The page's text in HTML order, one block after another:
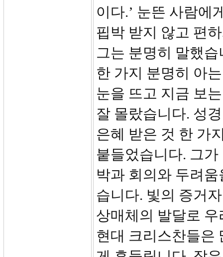
이다.’ 눈뜬 사람에
핍박 받지 않고 편
그는 분명히 말했
한 가지 분명히 아
눈을 뜨고 지금 보
잘 몰랐습니다. 성
은혜 받은 것 한 가
붙들었습니다. 그
박과 회의와 두려
습니다. 빛의 증거
상매체의 발달로
현대 크리스찬들은